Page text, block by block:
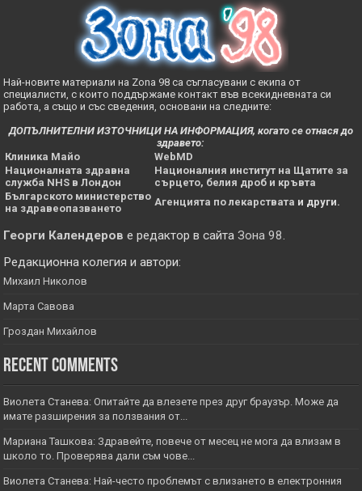
Най-новите материали на Zona 98 са съгласувани с екипа от
специалисти, с които поддържаме контакт във всекидневната си
работа, а също и със сведения, основани на следните:
ДОПЪЛНИТЕЛНИ ИЗТОЧНИЦИ НА ИНФОРМАЦИЯ, когато се отнася до
здравето:
Клиника Майо
WebMD
Националната здравна
служба NHS в Лондон
Националния институт на Щатите за
сърцето, белия дроб и кръвта
Българското министерство
на здравеопазването
Агенцията по лекарствата и други.
Георги Календеров е редактор в сайтаЗона 98.
Редакционна колегия и автори:
Михаил Николов
Марта Савова
Гроздан Михайлов
Recent Comments
Виолета Станева: Опитайте да влезете през друг браузър. Може да
имате разширения за ползвания от...
Мариана Ташкова: Здравейте, повече от месец не мога да влизам в
школо то. Проверява дали съм чове...
Виолета Станева: Най-често проблемът с влизането в електронния